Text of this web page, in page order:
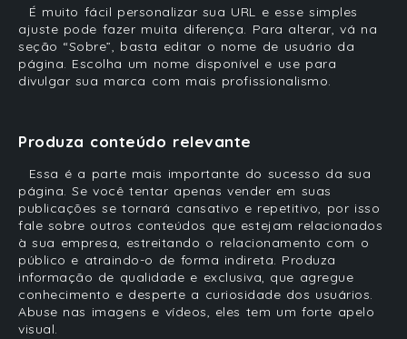
É muito fácil personalizar sua URL e esse simples
ajuste pode fazer muita diferença. Para alterar, vá na
seção “Sobre”, basta editar o nome de usuário da
página. Escolha um nome disponível e use para
divulgar sua marca com mais profissionalismo.
Produza conteúdo relevante
Essa é a parte mais importante do sucesso da sua
página. Se você tentar apenas vender em suas
publicações se tornará cansativo e repetitivo, por isso
fale sobre outros conteúdos que estejam relacionados
à sua empresa, estreitando o relacionamento com o
público e atraindo-o de forma indireta. Produza
informação de qualidade e exclusiva, que agregue
conhecimento e desperte a curiosidade dos usuários.
Abuse nas imagens e vídeos, eles tem um forte apelo
visual.